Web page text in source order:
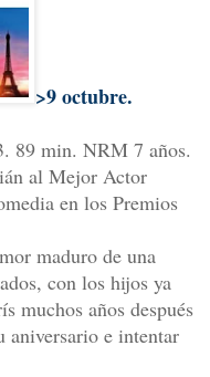
>9 octubre.
89 min. NRM 7 años.
al Mejor Actor
en los Premios
maduro de una
con los hijos ya
muchos años después
aniversario e intentar